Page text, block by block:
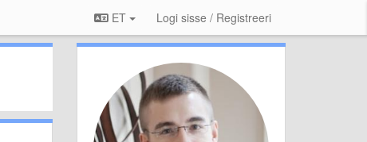
ET Logi sisse / Registreeri